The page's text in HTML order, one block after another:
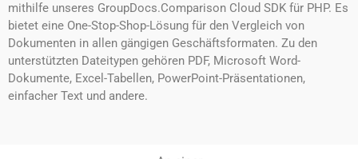
mithilfe unseres GroupDocs.Comparison Cloud SDK für PHP. Es
bietet eine One-Stop-Shop-Lösung für den Vergleich von
Dokumenten in allen gängigen Geschäftsformaten. Zu den
unterstützten Dateitypen gehören PDF, Microsoft Word-
Dokumente, Excel-Tabellen, PowerPoint-Präsentationen,
einfacher Text und andere.